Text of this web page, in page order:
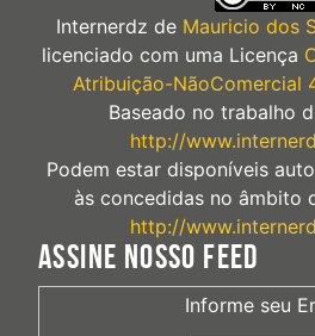
Internerdz de Mauricio dos
licenciado com uma Licença
Atribuição-NãoComercial
Baseado no trabalho
http://
Podem estar disponíveis
às concedidas no âmbito
http://
ASSINE NOSSO FEED
Informe seu